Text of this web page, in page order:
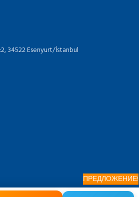
34522 Esenyurt/İstanbul
ПРЕДЛОЖЕНИЕ!